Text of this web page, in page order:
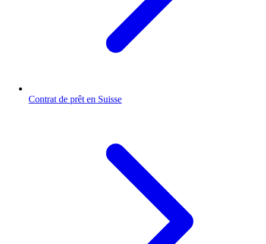
Contrat de prêt en Suisse